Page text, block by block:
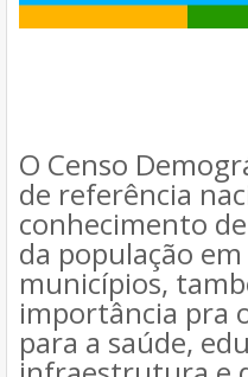
O Censo
de referência
conhecimento
da população
municípios,
importância pra
para a saúde,